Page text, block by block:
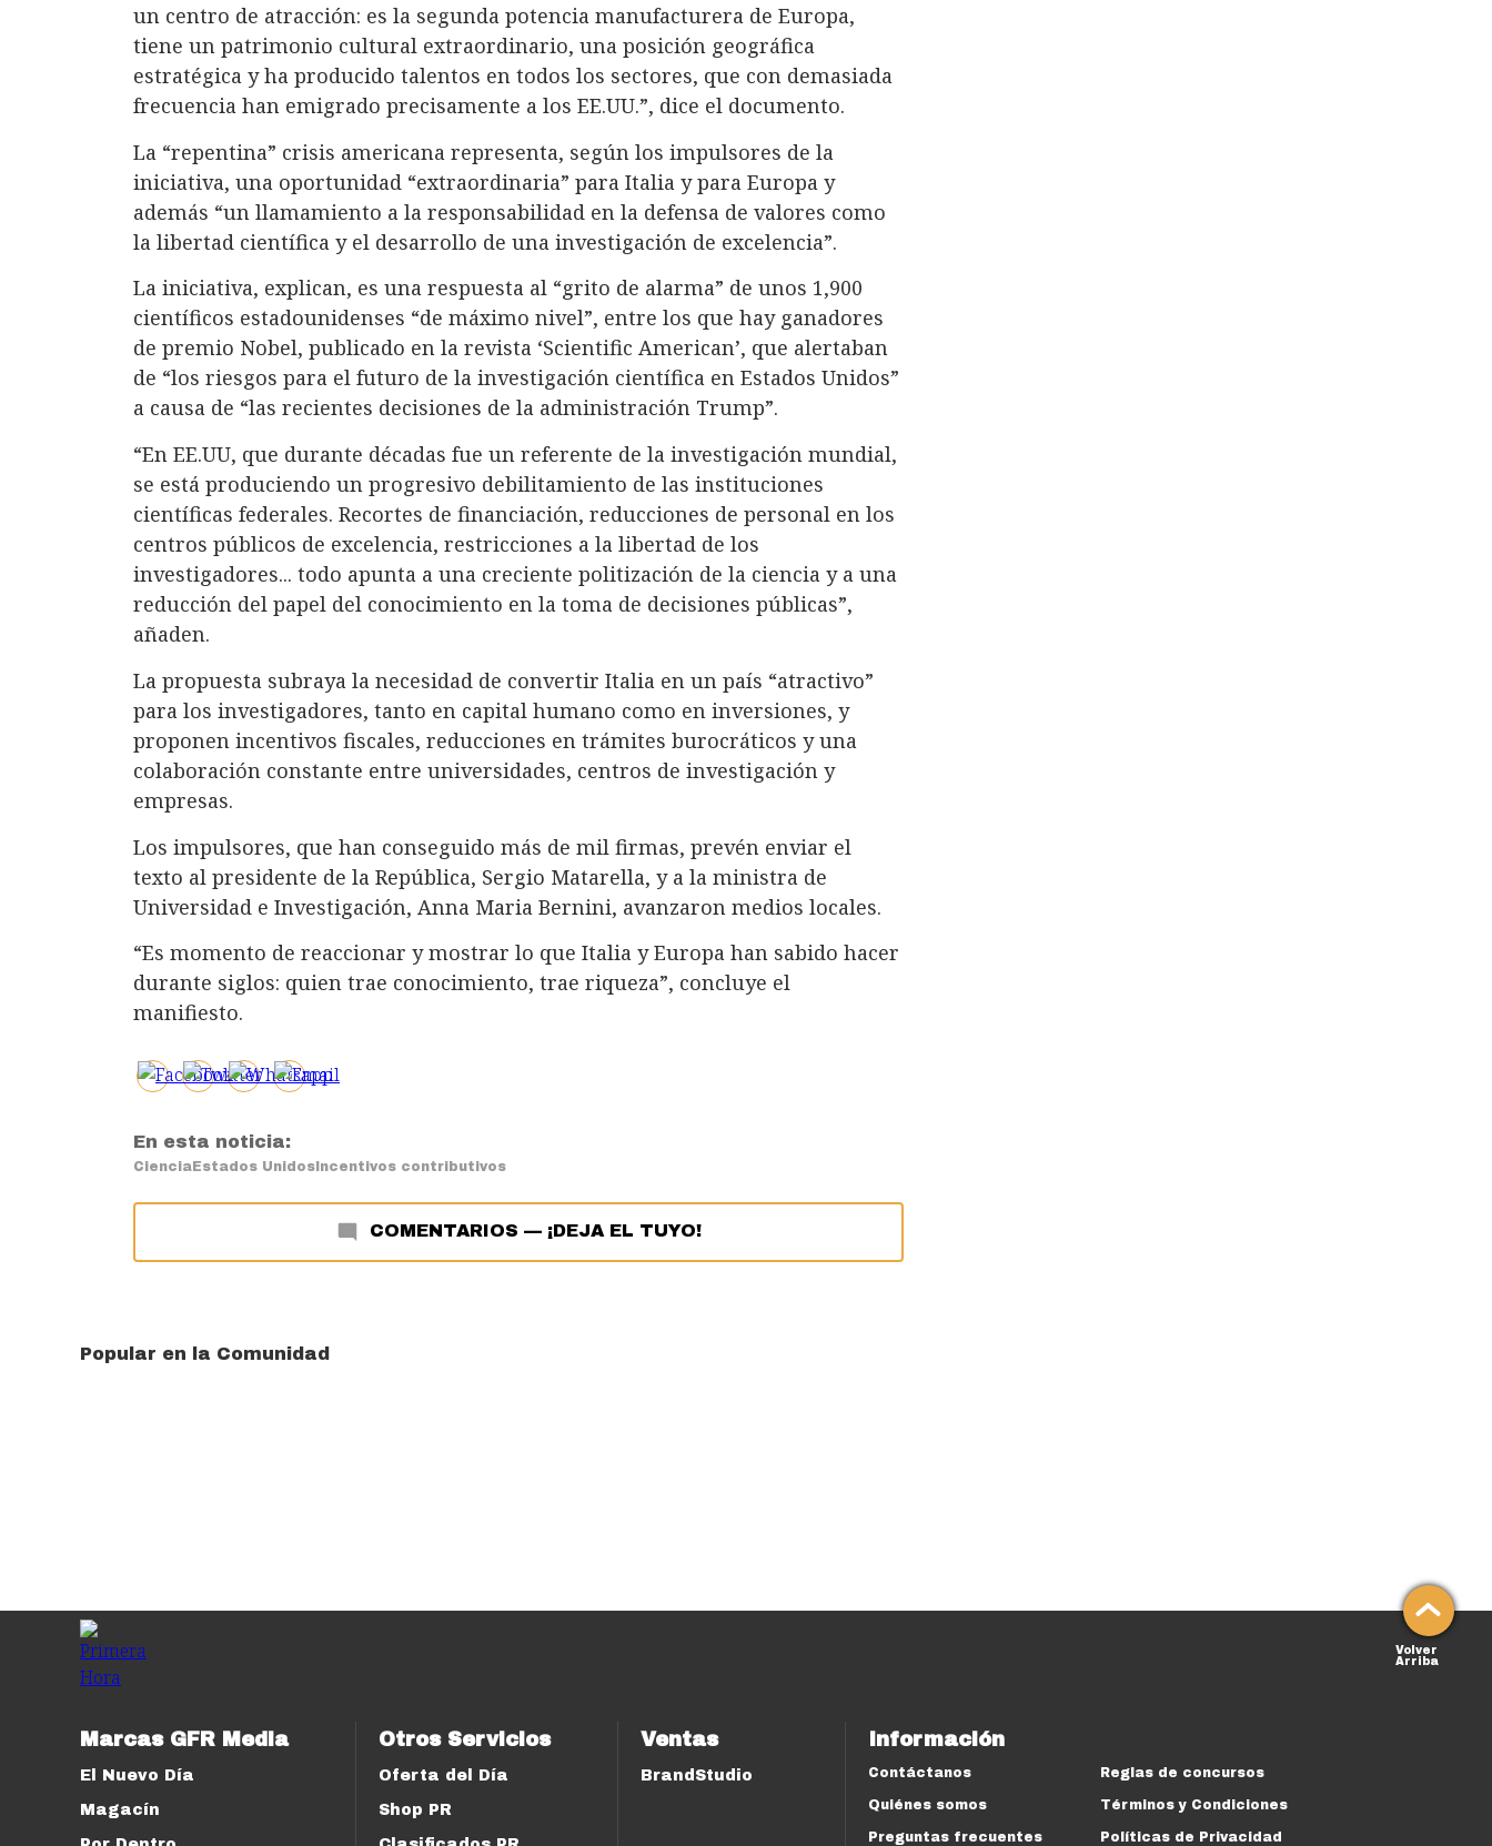
un centro de atracción: es la segunda potencia manufacturera de Europa,
tiene un patrimonio cultural extraordinario, una posición geográfica
estratégica y ha producido talentos en todos los sectores, que con demasiada
frecuencia han emigrado precisamente a los EE.UU.”, dice el documento.
La “repentina” crisis americana representa, según los impulsores de la
iniciativa, una oportunidad “extraordinaria” para Italia y para Europa y
además “un llamamiento a la responsabilidad en la defensa de valores como
la libertad científica y el desarrollo de una investigación de excelencia”.
La iniciativa, explican, es una respuesta al “grito de alarma” de unos 1,900
científicos estadounidenses “de máximo nivel”, entre los que hay ganadores
de premio Nobel, publicado en la revista ‘Scientific American’, que alertaban
de “los riesgos para el futuro de la investigación científica en Estados Unidos”
a causa de “las recientes decisiones de la administración Trump”.
“En EE.UU, que durante décadas fue un referente de la investigación mundial,
se está produciendo un progresivo debilitamiento de las instituciones
científicas federales. Recortes de financiación, reducciones de personal en los
centros públicos de excelencia, restricciones a la libertad de los
investigadores... todo apunta a una creciente politización de la ciencia y a una
reducción del papel del conocimiento en la toma de decisiones públicas”,
añaden.
La propuesta subraya la necesidad de convertir Italia en un país “atractivo”
para los investigadores, tanto en capital humano como en inversiones, y
proponen incentivos fiscales, reducciones en trámites burocráticos y una
colaboración constante entre universidades, centros de investigación y
empresas.
Los impulsores, que han conseguido más de mil firmas, prevén enviar el
texto al presidente de la República, Sergio Matarella, y a la ministra de
Universidad e Investigación, Anna Maria Bernini, avanzaron medios locales.
“Es momento de reaccionar y mostrar lo que Italia y Europa han sabido hacer
durante siglos: quien trae conocimiento, trae riqueza”, concluye el
manifiesto.
En esta noticia:
Ciencia Estados Unidos Incentivos contributivos
COMENTARIOS — ¡DEJA EL TUYO!
Popular en la Comunidad
Volver
Arriba
Marcas GFR Media
El Nuevo Día
Magacín
Otros Servicios
Oferta del Día
Shop PR
Ventas
BrandStudio
Información
Contáctanos
Quiénes somos
Preguntas frecuentes
Reglas de concursos
Términos y Condiciones
Políticas de Privacidad